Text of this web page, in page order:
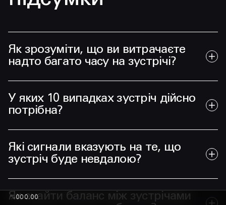
Як зрозуміти, що ви витрачаєте
надто багато часу на зустрічі?
У яких 10 випадках зустріч дійсно
потрібна?
Які сигнали вказують на те, що
зустріч буде невдалою?
Як знайти баланс між зустрічами
%000.00